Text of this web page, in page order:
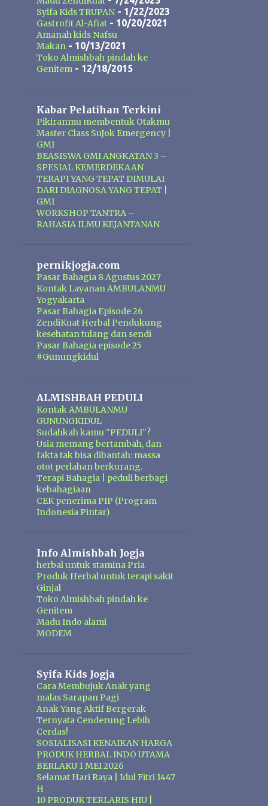
tumbuh-tumbuhan dan ramuan
tradisional. Dengan penggunaan
secara rutin minyak pembesar alat
vital Mak Urut dapat membantu
memperlancar sirkulasi darah dan
akan membuat ukuran alat vital
menjadi lebih dari yang sebelum
pemakaian. Formulasi yang ada
pada Mak Urut juga bermanfaat
membuka simpul syaraf yang
tersumbat sehingga akan
meningkatkan kemampuan ereksi
dan mengencangkan ereksi.
Syifa Kids TRUPAN- 1/22/2023
Gastrofit Al-Afiat- 10/20/2021
Amanah kids Nafsu
Makan - 10/13/2021
Toko Almishbah pindah ke
Genitem - 12/18/2015
Kabar Pelatihan Terkini
Pikiranmu membentuk Otakmu
Master Class SuJok Emergency |
GMI
BEASISWA GMI ANGKATAN 3 –
SPESIAL KEMERDEKAAN
TERAPI YANG TEPAT DIMULAI
DARI DIAGNOSA YANG TEPAT |
GMI
WORKSHOP TANTRA –
RAHASIA ILMU KEJANTANAN
pernikjogja.com
Pasar Bahagia 8 Agustus 2027
Kontak Layanan AMBULANMU
Yogyakarta
Pasar Bahagia Episode 26
ZendiKuat Herbal Pendukung
kesehatan tulang dan sendi
Pasar Bahagia episode 25
#Gunungkidul
ALMISHBAH PEDULI
Kontak AMBULANMU
GUNUNGKIDUL
Sudahkah kamu "PEDULI"?
Usia memang bertambah, dan
fakta tak bisa dibantah: massa
otot perlahan berkurang.
Terapi Bahagia | peduli berbagi
kebahagiaan
CEK penerima PIP (Program
Indonesia Pintar)
Info Almishbah Jogja
herbal untuk stamina Pria
Produk Herbal untuk terapi sakit
Ginjal
Toko Almishbah pindah ke
Genitem
Madu Indo alami
MODEM
Syifa Kids Jogja
Cara Membujuk Anak yang
malas Sarapan Pagi
Anak Yang Aktif Bergerak
Ternyata Cenderung Lebih
Cerdas!
SOSIALISASI KENAIKAN HARGA
PRODUK HERBAL INDO UTAMA
BERLAKU 1 MEI 2026
Selamat Hari Raya | Idul Fitri 1447
H
10 PRODUK TERLARIS HIU |